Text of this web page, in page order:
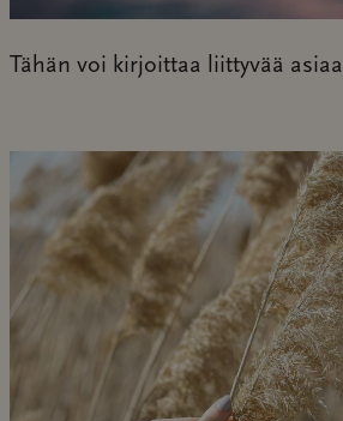
Tähän voi kirjoittaa liittyvää asiaa